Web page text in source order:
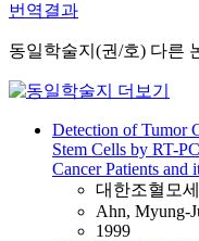
번역결과
동일학술지(권/호) 다른
Detection of Tumor
Stem Cells by RT-
Cancer Patients
대한조혈모
Ahn, Myung-
1999